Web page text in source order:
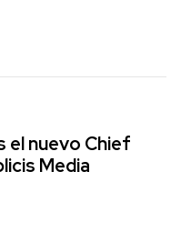
el nuevo Chief
Media